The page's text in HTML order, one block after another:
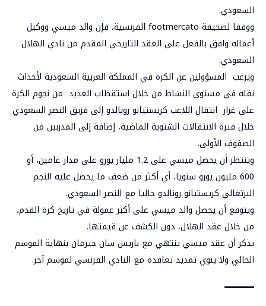
السعودي.
ووفقا لصحيفة footmercato الفرنسية، فإن والد ميسي ووكيل
أعماله وافق بالفعل على العقد التاريخي المقدم من نادي الهلال
السعودي.
ويرغب المسؤولين عن الكرة في المملكة العربية السعودية لأحداث
نقلة في مستوى النشاط من خلال استقطاب العديد من نجوم الكرة
على غرار انتقال اللاعب كريستيانو رونالدو إلى فريق النصر السعودي
خلال فترة الانتقالات الشتوية الماضية، إضافة إلى المدربين من
الصفوف الأولى.
وينتظر أن يحصل ميسي على 1.2 مليار يورو على مدار عامين، أو
600 مليون يورو سنويا، أي أكثر من ضعف ما يحصل عليه النجم
البرتغالي كريستيانو رونالدو حاليا مع النصر السعودي.
ويتوقع أن يحصل والد ميسي على أكبر عمولة في تاريخ كرة القدم،
من خلال عقد الهلال، دون الكشف عن قيمتها.
يذكر أن عقد ميسي ينتهي مع باريس سان جيرمان بنهاية الموسم
الحالي ولا ينوي تمديد تعاقده مع النادي الفرنسي لموسم آخر.